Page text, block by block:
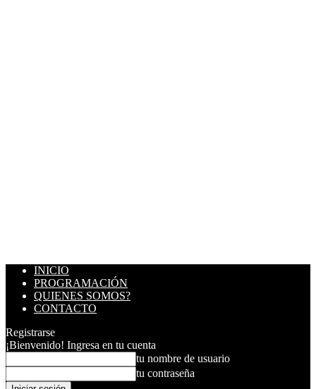
INICIO
PROGRAMACIÓN
QUIENES SOMOS?
CONTACTO
Registrarse
¡Bienvenido! Ingresa en tu cuenta
tu nombre de usuario
tu contraseña